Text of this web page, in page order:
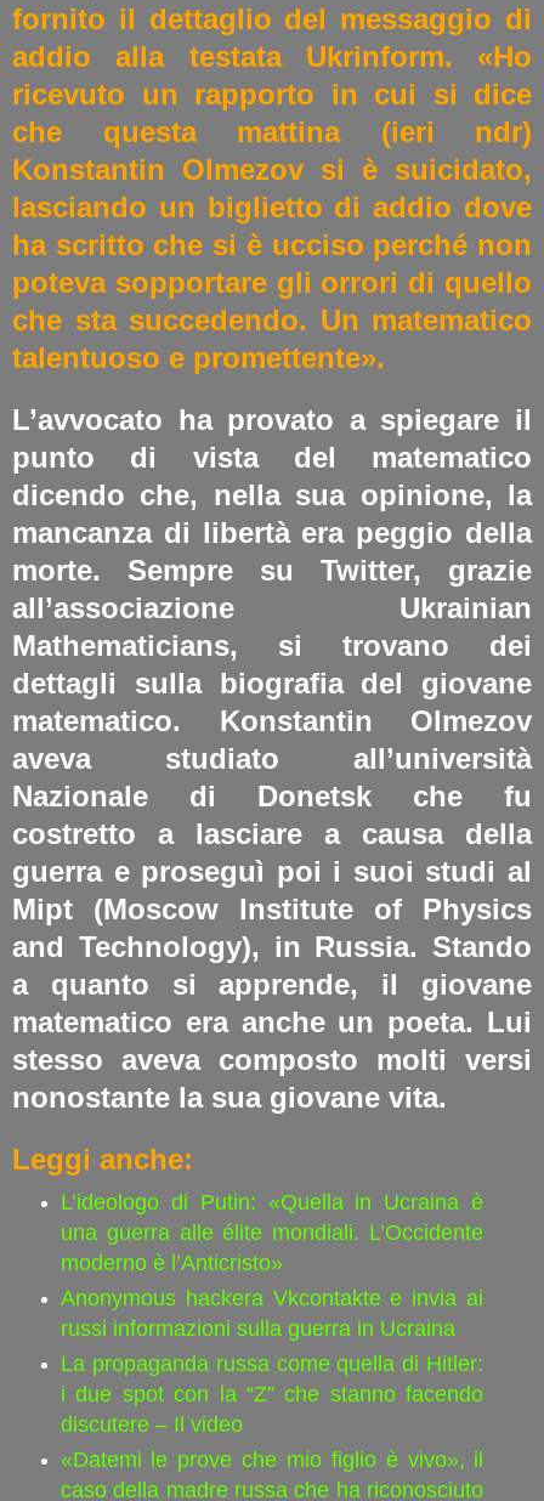
fornito il dettaglio del messaggio di
addio alla testata Ukrinform. «Ho
ricevuto un rapporto in cui si dice
che questa mattina (ieri ndr)
Konstantin Olmezov si è suicidato,
lasciando un biglietto di addio dove
ha scritto che si è ucciso perché non
poteva sopportare gli orrori di quello
che sta succedendo. Un matematico
talentuoso e promettente».
L’avvocato ha provato a spiegare il
punto di vista del matematico
dicendo che, nella sua opinione, la
mancanza di libertà era peggio della
morte. Sempre su Twitter, grazie
all’associazione Ukrainian
Mathematicians, si trovano dei
dettagli sulla biografia del giovane
matematico. Konstantin Olmezov
aveva studiato all’università
Nazionale di Donetsk che fu
costretto a lasciare a causa della
guerra e proseguì poi i suoi studi al
Mipt (Moscow Institute of Physics
and Technology), in Russia. Stando
a quanto si apprende, il giovane
matematico era anche un poeta. Lui
stesso aveva composto molti versi
nonostante la sua giovane vita.
Leggi anche:
L’ideologo di Putin: «Quella in Ucraina è
una guerra alle élite mondiali. L’Occidente
moderno è l’Anticristo»
Anonymous hackera Vkcontakte e invia ai
russi informazioni sulla guerra in Ucraina
La propaganda russa come quella di Hitler:
i due spot con la “Z” che stanno facendo
discutere – Il video
«Datemi le prove che mio figlio è vivo», il
caso della madre russa che ha riconosciuto